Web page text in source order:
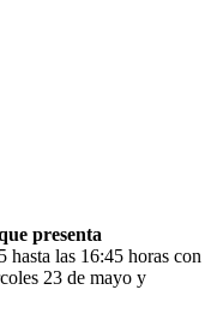
presenta
hasta las 16:45 horas con
23 de mayo y